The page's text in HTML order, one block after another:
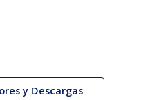
y Descargas